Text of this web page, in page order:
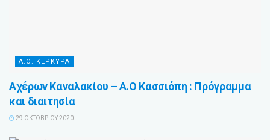
Α.Ο. ΚΕΡΚΥΡΑ
Αχέρων Καναλακίου – Α.Ο Κασσιόπη : Πρόγραμμα
και διαιτησία
29 ΟΚΤΩΒΡΊΟΥ 2020